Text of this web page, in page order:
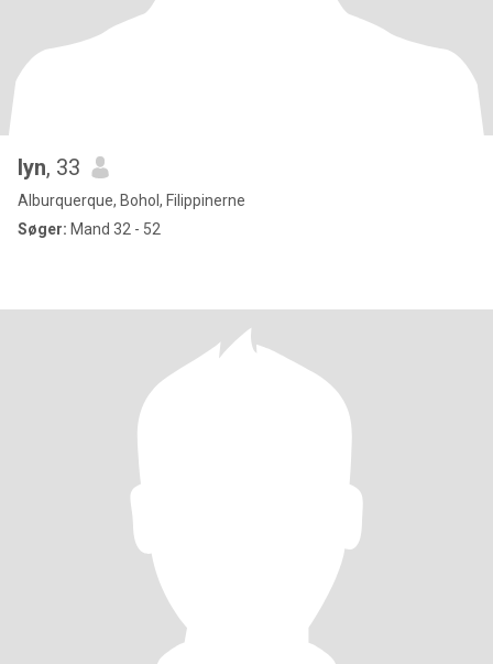
lyn, 33
Alburquerque, Bohol, Filippinerne
Søger: Mand 32 - 52